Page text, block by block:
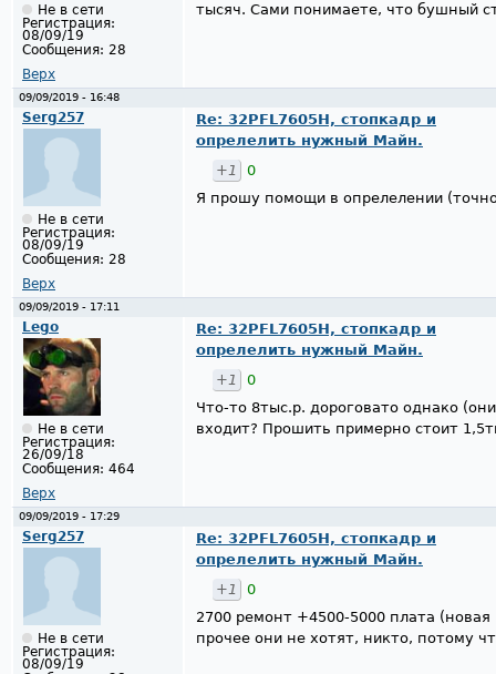
Не в сети
Регистрация:
08/09/19
Сообщения: 28
Верх
тысяч. Сами понимаете, что бушный
09/09/2019 - 16:48
Serg257
Не в сети
Регистрация:
08/09/19
Сообщения: 28
Верх
Re: 32PFL7605H, стопкадр и
опрелелить нужный Майн.
+1
0
Я прошу помощи в опрелелении
09/09/2019 - 17:11
Lego
Не в сети
Регистрация:
26/09/18
Сообщения: 464
Верх
Re: 32PFL7605H, стопкадр и
опрелелить нужный Майн.
+1
0
Что-то 8тыс.р. дороговато однако
входит? Прошить примерно стоит
09/09/2019 - 17:29
Serg257
Не в сети
Регистрация:
08/09/19
Re: 32PFL7605H, стопкадр и
опрелелить нужный Майн.
+1
0
2700 ремонт +4500-5000 плата
прочее они не хотят, никто, потому